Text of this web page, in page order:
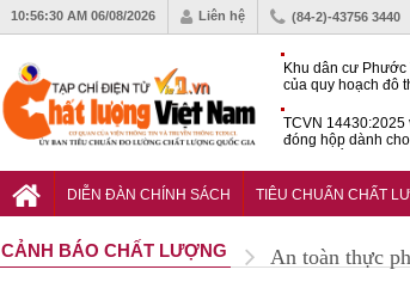
10:56:31 AM 06/08/2026 Liên hệ (84-2)-43756 3440
Khu dân cư Phước
của quy hoạch đô
TCVN 14430:2025
đóng hộp dành
chống nứt của hỗn
DIỄN ĐÀN CHÍNH SÁCH TIÊU CHUẨN CHẤT
CẢNH BÁO CHẤT LƯỢNG An toàn thực